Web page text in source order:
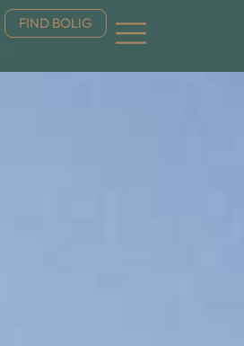
FIND BOLIG